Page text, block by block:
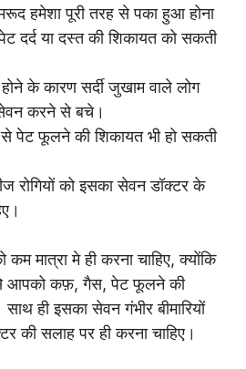
हमेशा पूरी तरह से पका हुआ होना
दर्द या दस्त की शिकायत को सकती
के कारण सर्दी जुखाम वाले लोग
करने से बचे।
पेट फूलने की शिकायत भी हो सकती
रोगियों को इसका सेवन डॉक्टर के
मात्रा मे ही करना चाहिए, क्योंकि
से आपको कफ़, गैस, पेट फूलने की
ही इसका सेवन गंभीर बीमारियों
की सलाह पर ही करना चाहिए।